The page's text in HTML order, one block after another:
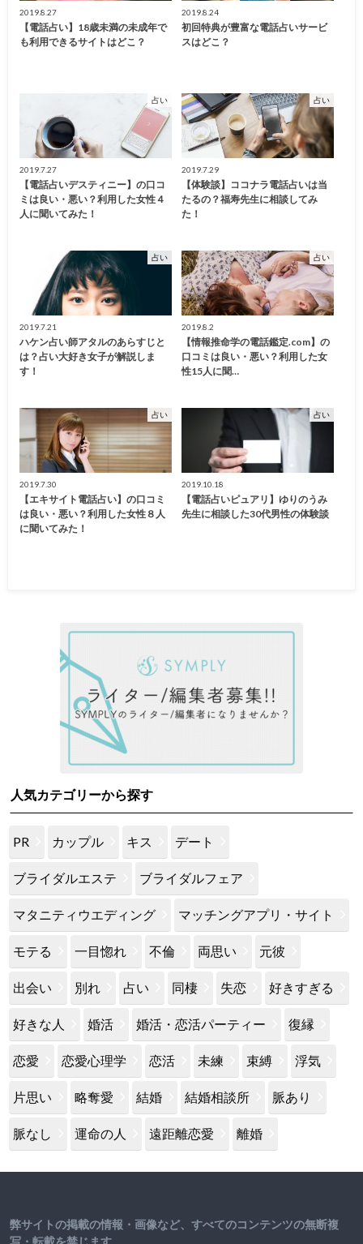
2019.8.27
【電話占い】18歳未満の未成年で
も利用できるサイトはどこ？
2019.8.24
初回特典が豊富な電話占いサービ
スはどこ？
占い
2019.7.27
【電話占いデスティニー】の口コ
ミは良い・悪い？利用した女性４
人に聞いてみた！
占い
2019.7.29
【体験談】ココナラ電話占いは当
たるの？福寿先生に相談してみ
た！
占い
2019.7.21
ハケン占い師アタルのあらすじと
は？占い大好き女子が解説しま
す！
占い
2019.8.2
【情報推命学の電話鑑定.com】の
口コミは良い・悪い？利用した女
性15人に聞…
占い
2019.7.30
【エキサイト電話占い】の口コミ
は良い・悪い？利用した女性８人
に聞いてみた！
占い
2019.10.18
【電話占いピュアリ】ゆりのうみ
先生に相談した30代男性の体験談
人気カテゴリーから探す
PR カップル キス デート
ブライダルエステ ブライダルフェア
マタニティウエディング マッチングアプリ・サイト
モテる 一目惚れ 不倫 両思い 元彼
出会い 別れ 占い 同棲 失恋 好きすぎる
好きな人 婚活 婚活・恋活パーティー 復縁
恋愛 恋愛心理学 恋活 未練 束縛 浮気
片思い 略奪愛 結婚 結婚相談所 脈あり
脈なし 運命の人 遠距離恋愛 離婚
弊サイトの掲載の情報・画像など、すべてのコンテンツの無断複
写・転載を禁じます。